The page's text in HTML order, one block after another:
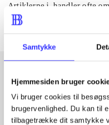
Samtykke
Hjemmesiden bruger
Vi bruger cookies til
brugervenlighed. Du kan til
tilbagetrække dit samtykke
Artiklerne i handler ofte om
Artikler med samme
Fra